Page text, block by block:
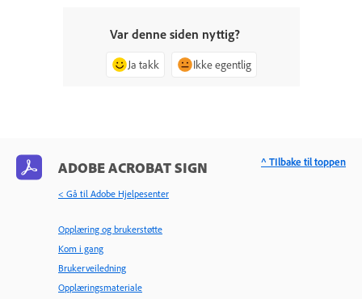
Var denne siden nyttig?
Ja takk Ikke egentlig
ADOBE ACROBAT SIGN
< Gå til Adobe Hjelpesenter
Opplæring og brukerstøtte
Kom i gang
Brukerveiledning
Opplæringsmateriale
^ TIlbake til toppen